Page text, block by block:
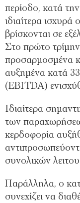
περίοδο, κατά
ιδιαίτερα
βρίσκονται σε
Στο πρώτο
προσαρμοσμένα
αυξημένα κατά
(EBITDA)
Ιδιαίτερα
των
κερδοφορία
συνολικών
Παράλληλα, ο
συνεχίζει να